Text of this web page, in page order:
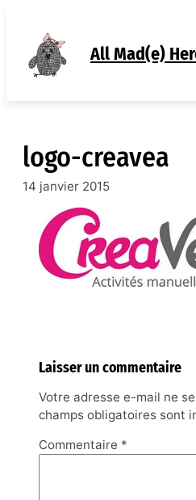
contenu
All Mad(e)
logo-creavea
14 janvier 2015
Laisser un commentaire
Votre adresse e-mail ne
champs obligatoires sont
Commentaire *